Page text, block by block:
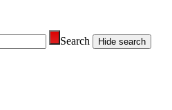
Search